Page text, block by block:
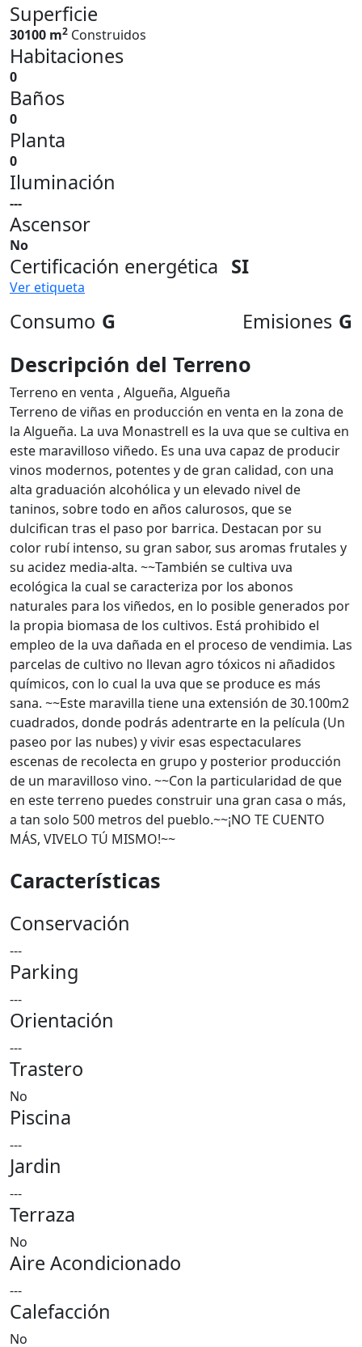
Superficie
30100 m2 Construidos
Habitaciones
0
Baños
0
Planta
0
Iluminación
---
Ascensor
No
Certificación energética SI
Ver etiqueta
Consumo G Emisiones G
Descripción del Terreno
Terreno en venta , Algueña, Algueña
Terreno de viñas en producción en venta en la zona de
la Algueña. La uva Monastrell es la uva que se cultiva en
este maravilloso viñedo. Es una uva capaz de producir
vinos modernos, potentes y de gran calidad, con una
alta graduación alcohólica y un elevado nivel de
taninos, sobre todo en años calurosos, que se
dulcifican tras el paso por barrica. Destacan por su
color rubí intenso, su gran sabor, sus aromas frutales y
su acidez media-alta. ~~También se cultiva uva
ecológica la cual se caracteriza por los abonos
naturales para los viñedos, en lo posible generados por
la propia biomasa de los cultivos. Está prohibido el
empleo de la uva dañada en el proceso de vendimia. Las
parcelas de cultivo no llevan agro tóxicos ni añadidos
químicos, con lo cual la uva que se produce es más
sana. ~~Este maravilla tiene una extensión de 30.100m2
cuadrados, donde podrás adentrarte en la película (Un
paseo por las nubes) y vivir esas espectaculares
escenas de recolecta en grupo y posterior producción
de un maravilloso vino. ~~Con la particularidad de que
en este terreno puedes construir una gran casa o más,
a tan solo 500 metros del pueblo.~~¡NO TE CUENTO
MÁS, VIVELO TÚ MISMO!~~
Características
Conservación
---
Parking
---
Orientación
---
Trastero
No
Piscina
---
Jardin
---
Terraza
No
Aire Acondicionado
---
Calefacción
No